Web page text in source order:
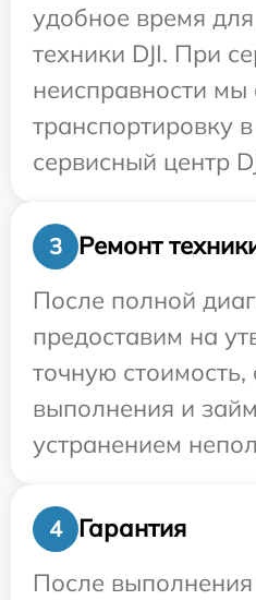
удобное время
техники DJI. При
неисправности мы
транспортировку
сервисный центр
3
Ремонт
После полной
предоставим на
точную стоимость,
выполнения и
устранением
4
Гарантия
После выполнения